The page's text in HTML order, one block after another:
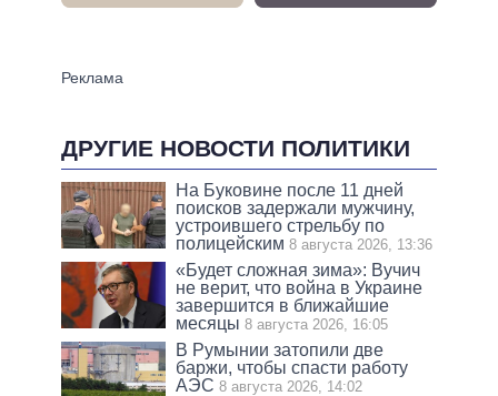
ДРУГИЕ НОВОСТИ ПОЛИТИКИ
На Буковине после 11 дней
поисков задержали мужчину,
устроившего стрельбу по
полицейским 8 августа 2026, 13:36
«Будет сложная зима»: Вучич
не верит, что война в Украине
завершится в ближайшие
месяцы 8 августа 2026, 16:05
В Румынии затопили две
баржи, чтобы спасти работу
АЭС 8 августа 2026, 14:02